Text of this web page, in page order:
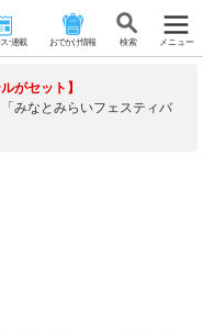
･連載 おでかけ情報 検 索 メニュー
がセット】
みなとみらいフェスティバ